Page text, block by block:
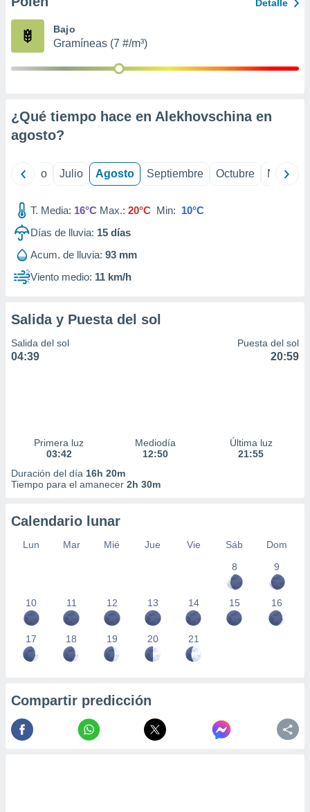
publicidad
1199
Detalle
Bajo
Gramíneas (7 #/m³)
¿Qué tiempo hace en Alekhovschina en
agosto?
Junio Julio Agosto Septiembre Octubre
T. Media: 16°C Max.: 20°C Min: 10°C
Días de lluvia: 15 días
Acum. de lluvia: 93 mm
Viento medio: 11 km/h
Salida y Puesta del sol
Salida del sol
04:39
Puesta del sol
20:59
Primera luz
03:42
Mediodía
12:50
Última luz
21:55
Duración del día 16h 20m
Tiempo para el amanecer 2h 30m
Calendario lunar
Lun Mar Mié Jue Vie Sáb
Dom
8
9
10 11 12 13 14 15 16
17 18 19 20 21
Compartir predicción